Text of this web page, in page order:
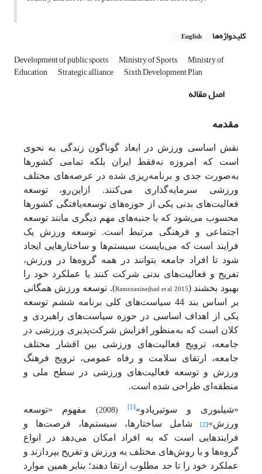
کلیدواژه‌ها English
Development of public sports Ministry of Sports Ministry of
Education Strategic alliance Sixth Development Plan
اصل مقاله
مقدمه
نقش اساسی ورزش در ابعاد گوناگون زندگی به نحوی
است که امروزه نه‌فقط ایران بلکه تمامی کشورها
به‌صورت جدی و برنامه‌ریزی شده در عرصه‌های مختلف
ورزشی سرمایه‌گذاری می‌کنند. ازاین‌رو،
توسعه
فعالیت‌های بدنی یکی از حوزه‌های توسعه‌یافتگی کشورها
محسوب می‌شود که با جنبه‌های مهم دیگری مانند توسعه
اجتماعی و فرهنگی مرتبط است. توسعه ورزش یک
فرایند است که می‌بایست سیستم‌ها و ساختارهایی ایجاد
شود تا افراد جامعه بتوانند در همه گروه‌ها در ورزش،
تفریح و فعالیت‌های بدنی شرکت کنند یا عملکرد خود را
بهبود بخشند (Ramezaninejhad et al, 2015). توسعه ورزش همگانی
بر اساس بند 44 سیاست
های کلی برنامه ششم توسعه
یکی از اهداف اساسی در حوزه سیاست‌های راهبردی و
کلان است که به‌منظور افزایش شرکت‌پذیری ورزشی در
جامعه، ترویج فعالیت‌های ورزشی بین اقشار مختلف
جامعه، ارتقای سلامت و رفاه عمومی، ترویج فرهنگ
ورزش و توسعه فعالیت‌های ورزشی در سطح ملی و
منطقه‌ای طراحی شده است.
«شیلبوری و سوتیریادو» [1]
(2008)
مفهوم «توسعه
ورزش» [2]
شامل ساختارها، سیستم‌ها، فرصت‌ها و
فرایندهایی است که به افراد امکان می‌دهد در انواع
گروه‌ها و با روش‌های مختلف به ورزش و تفریح بپردازند و
عملکرد خود را تا حد مطلوب ارتقا دهند؛ بنابر همین موارد